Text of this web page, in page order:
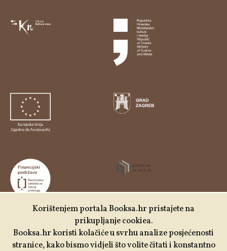
Udruga Kulturtreger je korisnik institucionalne podrške
Nacionalne zaklade za razvoj civilnoga društva za
Korištenjem portala Booksa.hr pristajete na
prikupljanje cookiea.
Booksa.hr koristi kolačiće u svrhu analize posjećenosti
stranice, kako bismo vidjeli što volite čitati i konstantno